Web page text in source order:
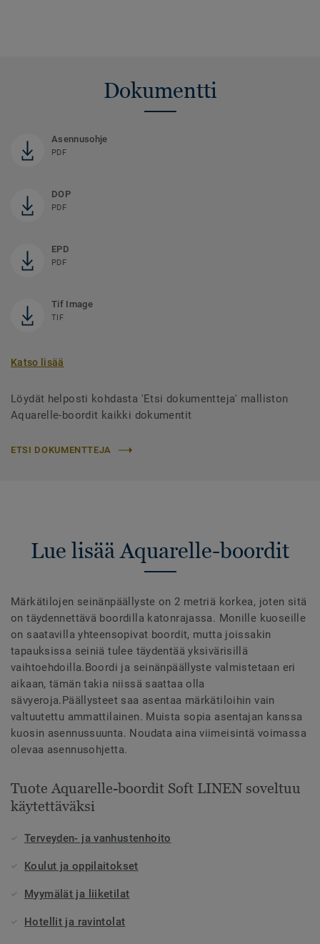
Dokumentti
Asennusohje
PDF
DOP
PDF
EPD
PDF
Tif Image
TIF
Katso lisää
Löydät helposti kohdasta 'Etsi dokumentteja' malliston
Aquarelle-boordit kaikki dokumentit
ETSI DOKUMENTTEJA
Lue lisää Aquarelle-boordit
Märkätilojen seinänpäällyste on 2 metriä korkea, joten sitä
on täydennettävä boordilla katonrajassa. Monille kuoseille
on saatavilla yhteensopivat boordit, mutta joissakin
tapauksissa seiniä tulee täydentää yksivärisillä
vaihtoehdoilla.Boordi ja seinänpäällyste valmistetaan eri
aikaan, tämän takia niissä saattaa olla
sävyeroja.Päällysteet saa asentaa märkätiloihin vain
valtuutettu ammattilainen. Muista sopia asentajan kanssa
kuosin asennussuunta. Noudata aina viimeisintä voimassa
olevaa asennusohjetta.
Tuote Aquarelle-boordit Soft LINEN soveltuu
käytettäväksi
Terveyden- ja vanhustenhoito
Koulut ja oppilaitokset
Myymälät ja liiketilat
Hotellit ja ravintolat